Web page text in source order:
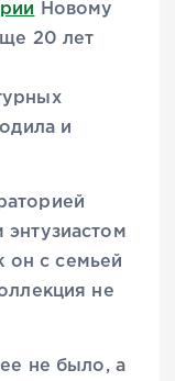
Новому
20 лет
и
он с семьей
не
не было, а